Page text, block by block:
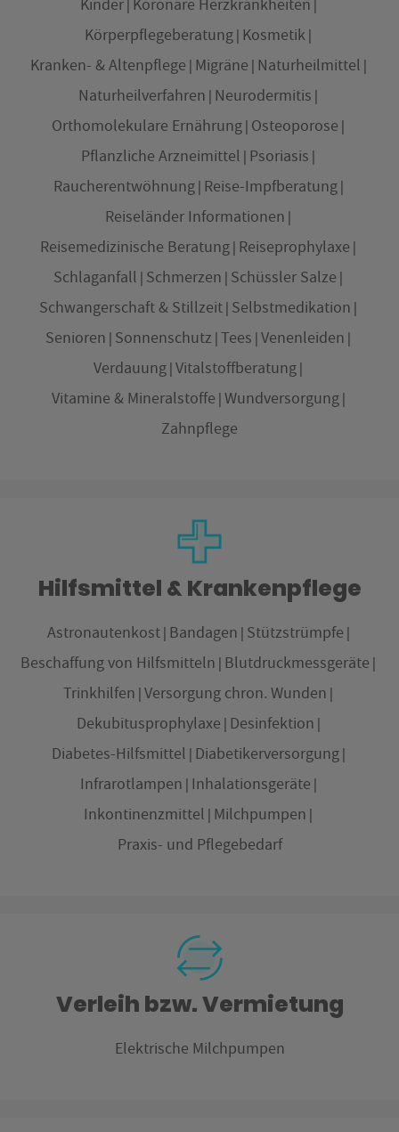
Kinder Koronare Herzkrankheiten
Körperpflegeberatung Kosmetik
Kranken- & Altenpflege Migräne Naturheilmittel
Naturheilverfahren Neurodermitis
Orthomolekulare Ernährung Osteoporose
Pflanzliche Arzneimittel Psoriasis
Raucherentwöhnung Reise-Impfberatung
Reiseländer Informationen
Reisemedizinische Beratung Reiseprophylaxe
Schlaganfall Schmerzen Schüssler Salze
Schwangerschaft & Stillzeit Selbstmedikation
Senioren Sonnenschutz Tees Venenleiden
Verdauung Vitalstoffberatung
Vitamine & Mineralstoffe Wundversorgung
Zahnpflege
Hilfsmittel & Krankenpflege
Astronautenkost Bandagen Stützstrümpfe
Beschaffung von Hilfsmitteln Blutdruckmessgeräte
Trinkhilfen Versorgung chron. Wunden
Dekubitusprophylaxe Desinfektion
Diabetes-Hilfsmittel Diabetikerversorgung
Infrarotlampen Inhalationsgeräte
Inkontinenzmittel Milchpumpen
Praxis- und Pflegebedarf
Verleih bzw. Vermietung
Elektrische Milchpumpen